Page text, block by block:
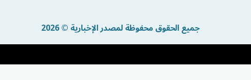
جميع الحقوق محفوظة لمصدر الإخبارية © 2026